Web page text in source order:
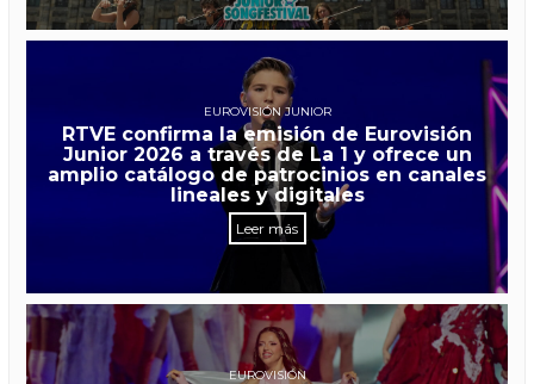
EUROVISIÓN JUNIOR
RTVE confirma la emisión de Eurovisión
Junior 2026 a través de La 1 y ofrece un
amplio catálogo de patrocinios en canales
lineales y digitales
Leer más
EUROVISIÓN